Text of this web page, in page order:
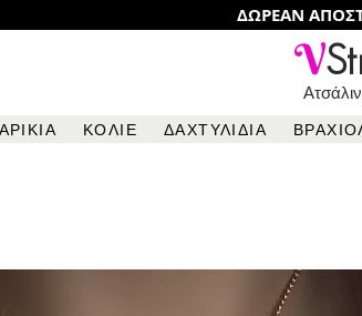
ΔΩΡΕΑΝ
V
ΚΟΛΙΕ ΔΑΧΤΥΛΙΔΙΑ